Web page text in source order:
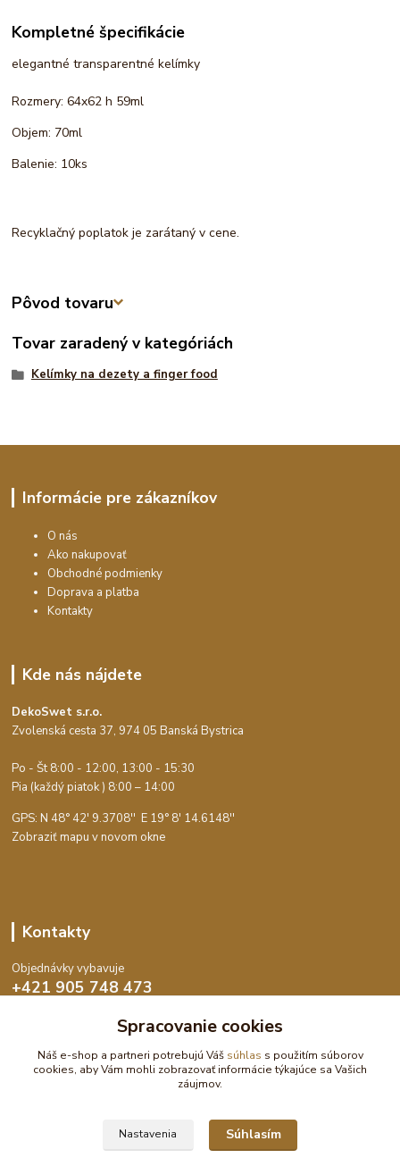
Kompletné špecifikácie
elegantné transparentné kelímky
Rozmery: 64x62 h 59ml
Objem: 70ml
Balenie: 10ks
Recyklačný poplatok je zarátaný v cene.
Pôvod tovaru
Tovar zaradený v kategóriách
Kelímky na dezety a finger food
Informácie pre zákazníkov
O nás
Ako nakupovať
Obchodné podmienky
Doprava a platba
Kontakty
Kde nás nájdete
DekoSwet s.r.o.
Zvolenská cesta 37, 974 05 Banská Bystrica
Po - Št 8:00 - 12:00, 13:00 - 15:30
Pia (každý piatok ) 8:00 – 14:00
GPS: N 48° 42' 9.3708'' E 19° 8' 14.6148''
Zobraziť mapu v novom okne
Kontakty
Objednávky vybavuje
+421 905 748 473
objednavky@dekoswet.sk
Spracovanie cookies
Náš e-shop a partneri potrebujú Váš súhlas s použitím súborov
cookies, aby Vám mohli zobrazovať informácie týkajúce sa Vašich
záujmov.
Nastavenia Súhlasím